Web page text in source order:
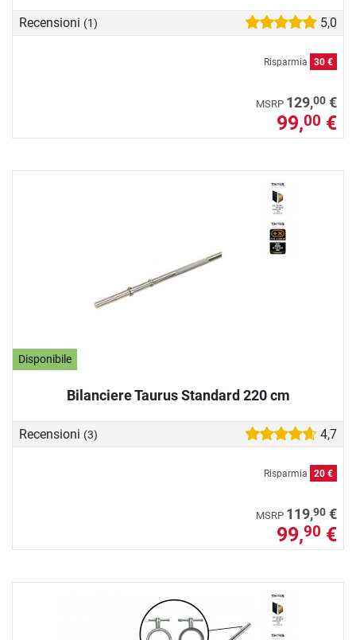
Recensioni (1) 5,0
Risparmia 30 €
MSRP 129,00 €
99,00 €
Disponibile
Bilanciere Taurus Standard 220 cm
Recensioni (3) 4,7
Risparmia 20 €
MSRP 119,90 €
99,90 €